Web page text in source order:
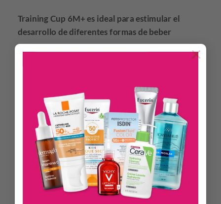
×
Training Cup 6M+ es ideal para estimular el
desarrollo de diferentes formas de beber
Vaso de forma ergonómica, espacio en la parte superior
para la nariz y asas desmontables de agarre cómodo, ideal
para desarrollar habilidades motoras.
Válvula Easy Sipping extraíble: una innovadora solución
pendiente de patente que hace que el vaso sea 100% a
prueba de derrames sin comprometer la facilidad de
consumo del bebé con y sin válvula.